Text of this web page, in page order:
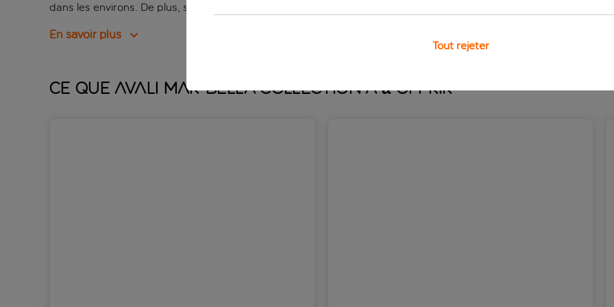
dans les environs. De plus, si vous souhaitez vous amuser dans l’eau, vous aurez accès au parc aquatique voisin
En savoir plus
Ce que Avali Mar-Bella Collection a à offrir
Tout rejeter